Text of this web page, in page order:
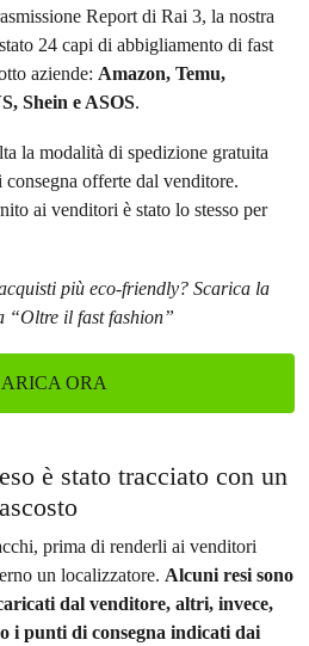
Report di Rai 3, la nostra
24 capi di abbigliamento di fast
aziende: Amazon, Temu,
Shein e ASOS.
la modalità di spedizione gratuita
offerte dal venditore.
ai venditori è stato lo stesso per
più eco-friendly? Scarica la
“Oltre il fast fashion”
ORA
è stato tracciato con un
prima di renderli ai venditori
un localizzatore. Alcuni resi sono
dal venditore, altri, invece,
i punti di consegna indicati dai